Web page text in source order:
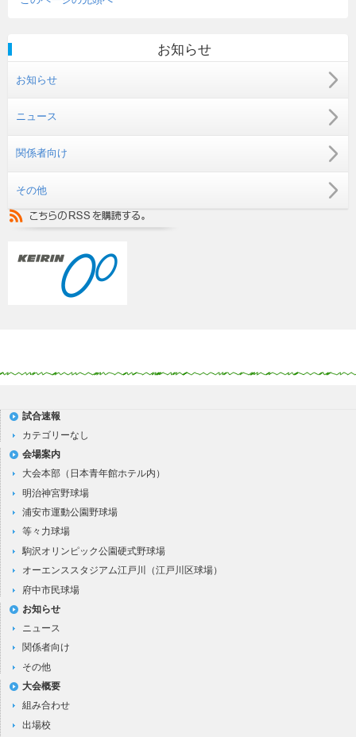
お知らせ
お知らせ
ニュース
関係者向け
その他
試合速報
カテゴリーなし
会場案内
大会本部（日本青年館ホテル内）
明治神宮野球場
浦安市運動公園野球場
等々力球場
駒沢オリンピック公園硬式野球場
オーエンススタジアム江戸川（江戸川区球場）
府中市民球場
お知らせ
ニュース
関係者向け
その他
大会概要
組み合わせ
出場校